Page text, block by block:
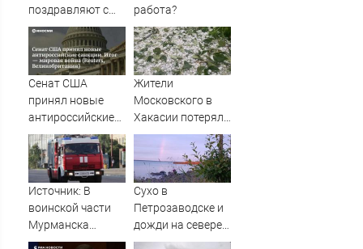
поздравляют с
беременностью
работа?
Сенат США
принял новые
антироссийские
санкции. Итог —
мировая война
(Reuters,
Великобритания)
Жители
Московского в
Хакасии потеряли
урожай из-за
Источник: В
воинской части
Мурманска
загорелась
Сухо в
Петрозаводске и
дожди на севере:
какую погоду